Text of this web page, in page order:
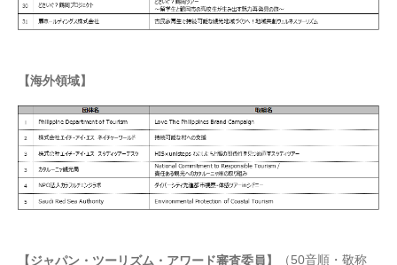
【海外領域】
【ジャパン・ツーリズム・アワード審査委員】 （50音順・敬称